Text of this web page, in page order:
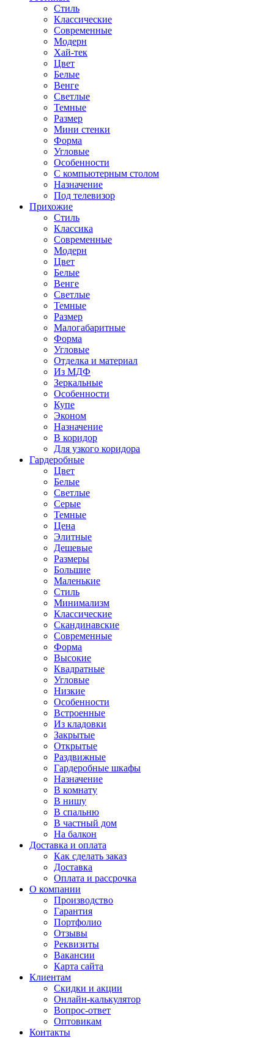
Стиль
Классические
Современные
Модерн
Хай-тек
Цвет
Белые
Венге
Светлые
Темные
Размер
Мини стенки
Форма
Угловые
Особенности
С компьютерным столом
Назначение
Под телевизор
Прихожие
Стиль
Классика
Современные
Модерн
Цвет
Белые
Венге
Светлые
Темные
Размер
Малогабаритные
Форма
Угловые
Отделка и материал
Из МДФ
Зеркальные
Особенности
Купе
Эконом
Назначение
В коридор
Для узкого коридора
Гардеробные
Цвет
Белые
Светлые
Серые
Темные
Цена
Элитные
Дешевые
Размеры
Большие
Маленькие
Стиль
Минимализм
Классические
Скандинавские
Современные
Форма
Высокие
Квадратные
Угловые
Низкие
Особенности
Встроенные
Из кладовки
Закрытые
Открытые
Раздвижные
Гардеробные шкафы
Назначение
В комнату
В нишу
В спальню
В частный дом
На балкон
Доставка и оплата
Как сделать заказ
Доставка
Оплата и рассрочка
О компании
Производство
Гарантия
Портфолио
Отзывы
Реквизиты
Вакансии
Карта сайта
Клиентам
Скидки и акции
Онлайн-калькулятор
Вопрос-ответ
Оптовикам
Контакты